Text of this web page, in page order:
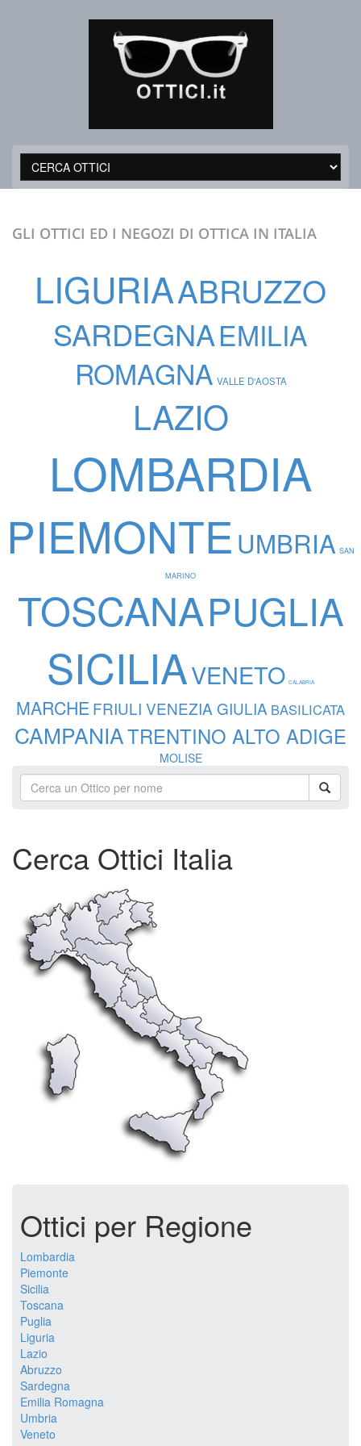
GLI OTTICI ED I NEGOZI DI OTTICA IN ITALIA
LIGURIAABRUZZO
SARDEGNAEMILIA
ROMAGNA VALLE D'AOSTA
LAZIO
LOMBARDIA
PIEMONTE UMBRIA SAN
MARINO
TOSCANAPUGLIA
SICILIAVENETO CALABRIA
MARCHE FRIULI VENEZIA GIULIA BASILICATA
CAMPANIATRENTINO ALTO ADIGE
MOLISE
Cerca Ottici Italia
Ottici per Regione
Lombardia
Piemonte
Sicilia
Toscana
Puglia
Liguria
Lazio
Abruzzo
Sardegna
Emilia Romagna
Umbria
Veneto